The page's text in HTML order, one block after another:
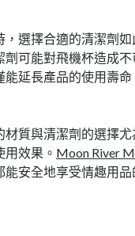
選擇合適的清潔劑
可能對飛機杯造成
延長產品的使用壽
質與清潔劑的選擇
效果。 Moon River
安全地享受情趣用品